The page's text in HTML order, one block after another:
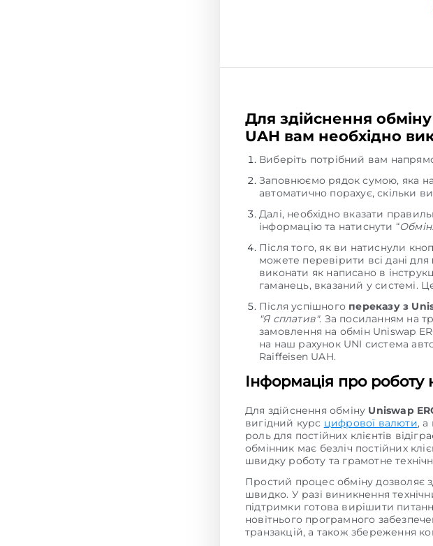
Для здійснення
UAH вам необхідно
Виберіть потрібний вам
Заповнюємо рядок сумою, яка
автоматично порахує, скільки
Далі, необхідно вказати
інформацію та натиснути “
Після того, як ви натиснули
можете перевірити всі дані для
виконати як написано в
гаманець, вказаний у системі.
Після успішного переказу з
"Я сплатив". За посиланням на
замовлення на обмін Uniswap
на наш рахунок UNI система
Raiffeisen UAH.
Інформація про роботу
Для здійснення обміну Uniswap
вигідний курс цифрової валюти, а
роль для постійних клієнтів
обмінник має безліч постійних
швидку роботу та грамотне
Простий процес обміну дозволяє
швидко. У разі виникнення
підтримки готова вирішити
новітнього програмного
транзакцій, а також збереження